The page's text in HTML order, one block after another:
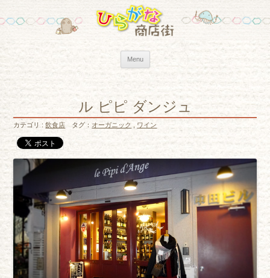
Menu Skip to content
ル ピピ ダンジュ
カテゴリ :飲食店 タグ： オーガニック ワイン